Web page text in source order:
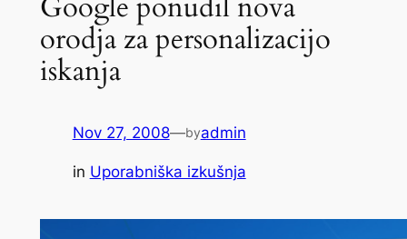
orodja za personalizacijo
iskanja
Nov 27, 2008—byadmin
in Uporabniška izkušnja